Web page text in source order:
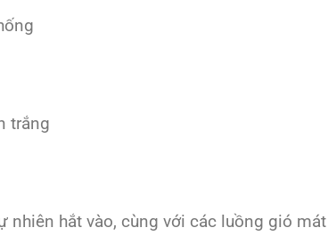
trắng
nhiên hắt vào, cùng với các luồng gió